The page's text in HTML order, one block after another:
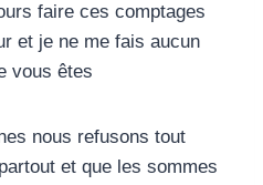
faire ces comptages
et je ne me fais aucun
vous êtes
nous refusons tout
et que les sommes